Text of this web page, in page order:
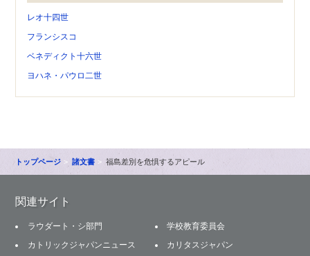
レオ十四世
フランシスコ
ベネディクト十六世
ヨハネ・パウロ二世
トップページ 諸文書 福島差別を危惧するアピール
関連サイト
ラウダート・シ部門
学校教育委員会
カトリックジャパンニュース
カリタスジャパン